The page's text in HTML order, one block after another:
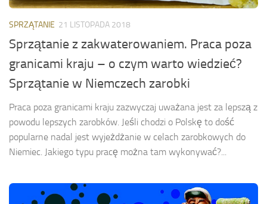
SPRZĄTANIE 21 LISTOPADA 2018
Sprzątanie z zakwaterowaniem. Praca poza
granicami kraju – o czym warto wiedzieć?
Sprzątanie w Niemczech zarobki
Praca poza granicami kraju zazwyczaj uważana jest za lepszą z
powodu lepszych zarobków. Jeśli chodzi o Polskę to dość
popularne nadal jest wyjeżdżanie w celach zarobkowych do
Niemiec. Jakiego typu pracę można tam wykonywać?...